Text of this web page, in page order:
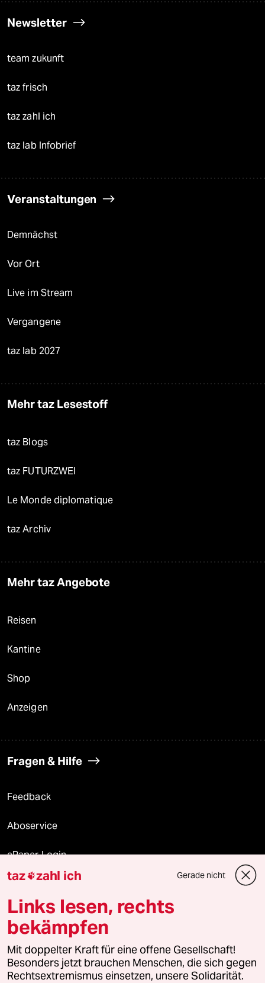
Newsletter
team zukunft
taz frisch
taz zahl ich
taz lab Infobrief
Veranstaltungen
Demnächst
Vor Ort
Live im Stream
Vergangene
taz lab 2027
Mehr taz Lesestoff
taz Blogs
taz FUTURZWEI
Le Monde diplomatique
taz Archiv
Mehr taz Angebote
Reisen
Kantine
Shop
Anzeigen
Fragen & Hilfe
Feedback
Aboservice
ePaper Login
Downloads für Abonnierende
© 2026 taz Verlags und Vertriebs GmbH
Alle Rechte vorbehalten. Bei rechtlichen Fragen oder für Genehmigungen
wenden Sie sich bitte an lizenzen@taz.de
taz zahl ich Gerade nicht
Links lesen, rechts
bekämpfen
Mit doppelter Kraft für eine offene Gesellschaft!
Besonders jetzt brauchen Menschen, die sich gegen
Rechtsextremismus einsetzen, unsere Solidarität.